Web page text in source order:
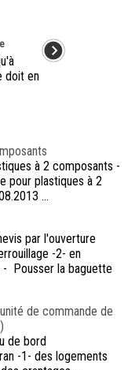
doit en
à 2 composants -
pour plastiques à 2
...
par l'ouverture
-2- en
- Pousser la baguette
de commande de
de bord
-1- des logements